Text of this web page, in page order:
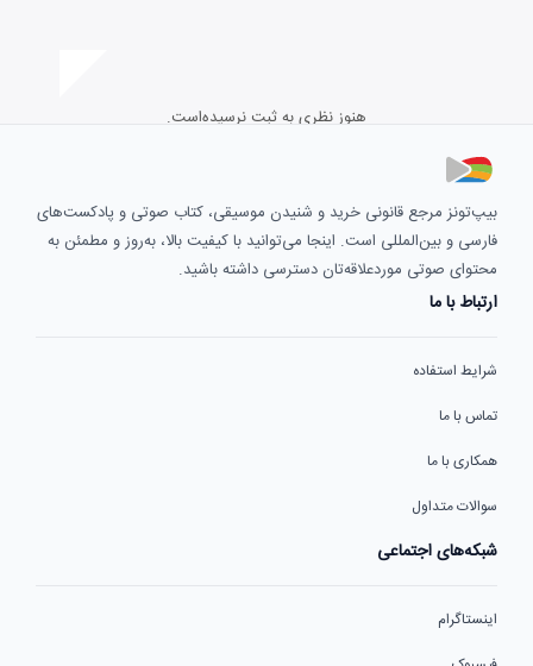
هنوز نظری به ثبت نرسیده‌است.
بیپ‌تونز مرجع قانونی خرید و شنیدن موسیقی، کتاب صوتی و پادکست‌های
فارسی و بین‌المللی است. اینجا می‌توانید با کیفیت بالا، به‌روز و مطمئن به
محتوای صوتی موردعلاقه‌تان دسترسی داشته باشید.
ارتباط با ما
شرایط استفاده
تماس با ما
همکاری با ما
سوالات متداول
شبکه‌های اجتماعی
اینستاگرام